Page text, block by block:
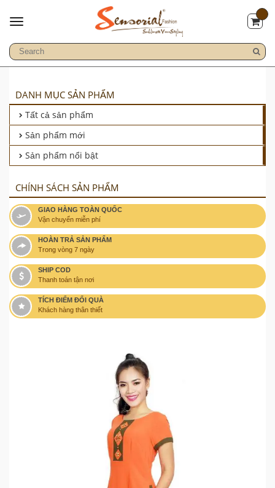
DANH MỤC SẢN PHẨM
Tất cả sản phẩm
Sản phẩm mới
Sản phẩm nổi bật
CHÍNH SÁCH SẢN PHẨM
GIAO HÀNG TOÀN QUỐC
Vận chuyển miễn phí
HOÀN TRẢ SẢN PHẨM
Trong vòng 7 ngày
SHIP COD
Thanh toán tận nơi
TÍCH ĐIỂM ĐỔI QUÀ
Khách hàng thân thiết